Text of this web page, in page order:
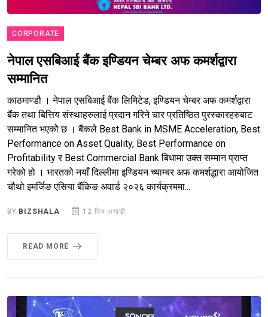
CORPORATE
नेपाल एसबिआई बैंक इण्डियन चेम्बर अफ कमर्शद्वारा
सम्मानित
काठमाण्डौ । नेपाल एसबिआई बैंक लिमिटेड, इण्डियन चेम्बर अफ कमर्शद्वारा
बैंक तथा बित्तिय संस्थाहरुलाई प्रदान गरिने चार प्रतिष्ठित पुरस्कारहरुबाट
सम्मानित भएकोे छ । बैंकले Best Bank in MSME Acceleration, Best
Performance on Asset Quality, Best Performance on
Profitability र Best Commercial Bank बिधामा उक्त सम्मान प्राप्त
गरेको हो । भारतको नयाँ दिल्लीमा इण्डियन च्याम्बर अफ कमर्शद्धारा आयोजित
चौथो इमर्जिङ एसिया बैंकिङ अवार्ड २०२६ कार्यक्रममा...
BY BIZSHALA 12 दिन अगाडी
READ MORE